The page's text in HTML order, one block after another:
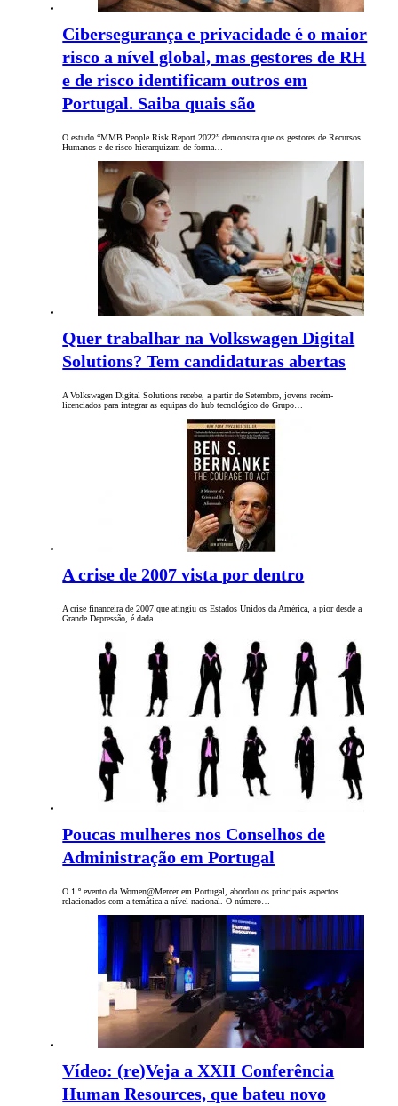
Cibersegurança e privacidade é o maior
risco a nível global, mas gestores de RH
e de risco identificam outros em
Portugal. Saiba quais são
O estudo “MMB People Risk Report 2022” demonstra que os gestores de Recursos
Humanos e de risco hierarquizam de forma…
Quer trabalhar na Volkswagen Digital
Solutions? Tem candidaturas abertas
A Volkswagen Digital Solutions recebe, a partir de Setembro, jovens recém-
licenciados para integrar as equipas do hub tecnológico do Grupo…
A crise de 2007 vista por dentro
A crise financeira de 2007 que atingiu os Estados Unidos da América, a pior desde a
Grande Depressão, é dada…
Poucas mulheres nos Conselhos de
Administração em Portugal
O 1.º evento da Women@Mercer em Portugal, abordou os principais aspectos
relacionados com a temática a nível nacional. O número…
Vídeo: (re)Veja a XXII Conferência
Human Resources, que bateu novo